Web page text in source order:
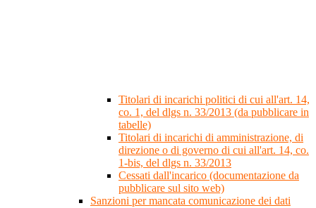
Titolari di incarichi politici di cui all'art. 14,
co. 1, del dlgs n. 33/2013 (da pubblicare in
tabelle)
Titolari di incarichi di amministrazione, di
direzione o di governo di cui all'art. 14, co.
1-bis, del dlgs n. 33/2013
Cessati dall'incarico (documentazione da
pubblicare sul sito web)
Sanzioni per mancata comunicazione dei dati